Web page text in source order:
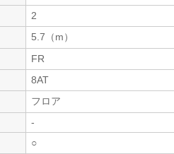
2
5.7（m）
FR
8AT
フロア
-
○